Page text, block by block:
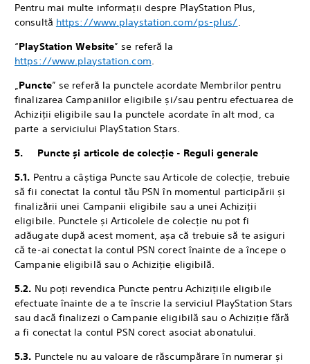
Pentru mai multe informații despre PlayStation Plus,
consultă https://www.playstation.com/ps-plus/.
“PlayStation Website” se referă la
https://www.playstation.com.
„Puncte” se referă la punctele acordate Membrilor pentru
finalizarea Campaniilor eligibile și/sau pentru efectuarea de
Achiziții eligibile sau la punctele acordate în alt mod, ca
parte a serviciului PlayStation Stars.
5. Puncte și articole de colecție - Reguli generale
5.1. ‎Pentru a câștiga Puncte sau Articole de colecție, trebuie
să fii conectat la contul tău PSN în momentul participării și
finalizării unei Campanii eligibile sau a unei Achiziții
eligibile. Punctele și Articolele de colecție nu pot fi
adăugate după acest moment, așa că trebuie să te asiguri
că te-ai conectat la contul PSN corect înainte de a începe o
Campanie eligibilă sau o Achiziție eligibilă.
5.2. ‎Nu poți revendica Puncte pentru Achizițiile eligibile
efectuate înainte de a te înscrie la serviciul PlayStation Stars
sau dacă finalizezi o Campanie eligibilă sau o Achiziție fără
a fi conectat la contul PSN corect asociat abonatului.
5.3. Punctele nu au valoare de răscumpărare în numerar și